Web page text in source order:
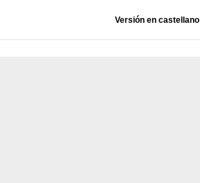
Versión en castellano